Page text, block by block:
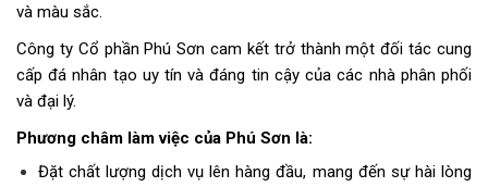
và màu sắc.
Công ty Cổ phần Phú Sơn cam kết trở thành một đối tác cung
cấp đá nhân tạo uy tín và đáng tin cậy của các nhà phân phối
và đại lý.
Phương châm làm việc của Phú Sơn là:
Đặt chất lượng dịch vụ lên hàng đầu, mang đến sự hài lòng